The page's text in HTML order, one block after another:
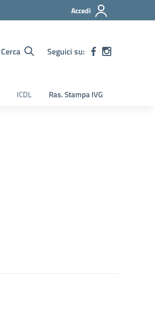
Accedi
Cerca Seguici su:
ICDL Ras. Stampa IVG